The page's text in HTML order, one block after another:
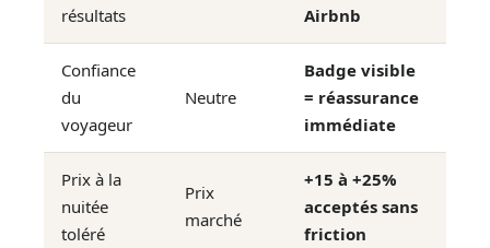
résultats
Airbnb
Confiance
du
voyageur
Neutre
Badge visible
= réassurance
immédiate
Prix à la
nuitée
toléré
Prix
marché
+15 à +25%
acceptés sans
friction